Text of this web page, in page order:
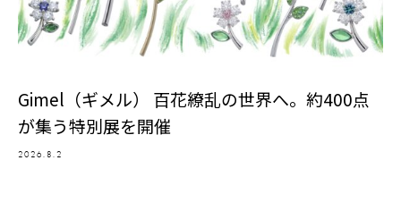
Gimel（ギメル） 百花繚乱の世界へ。約400点
が集う特別展を開催
2026.8.2